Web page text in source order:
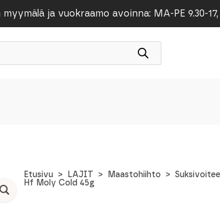
ja vuokraamo avoinna: MA-PE 9.30-17,
Etusivu LAJIT Maastohiihto
Hf Moly Cold 45g